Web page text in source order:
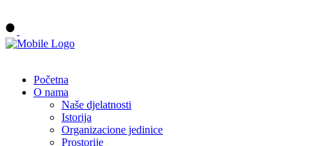
Početna
O nama
Naše djelatnosti
Istorija
Organizacione jedinice
Prostorije